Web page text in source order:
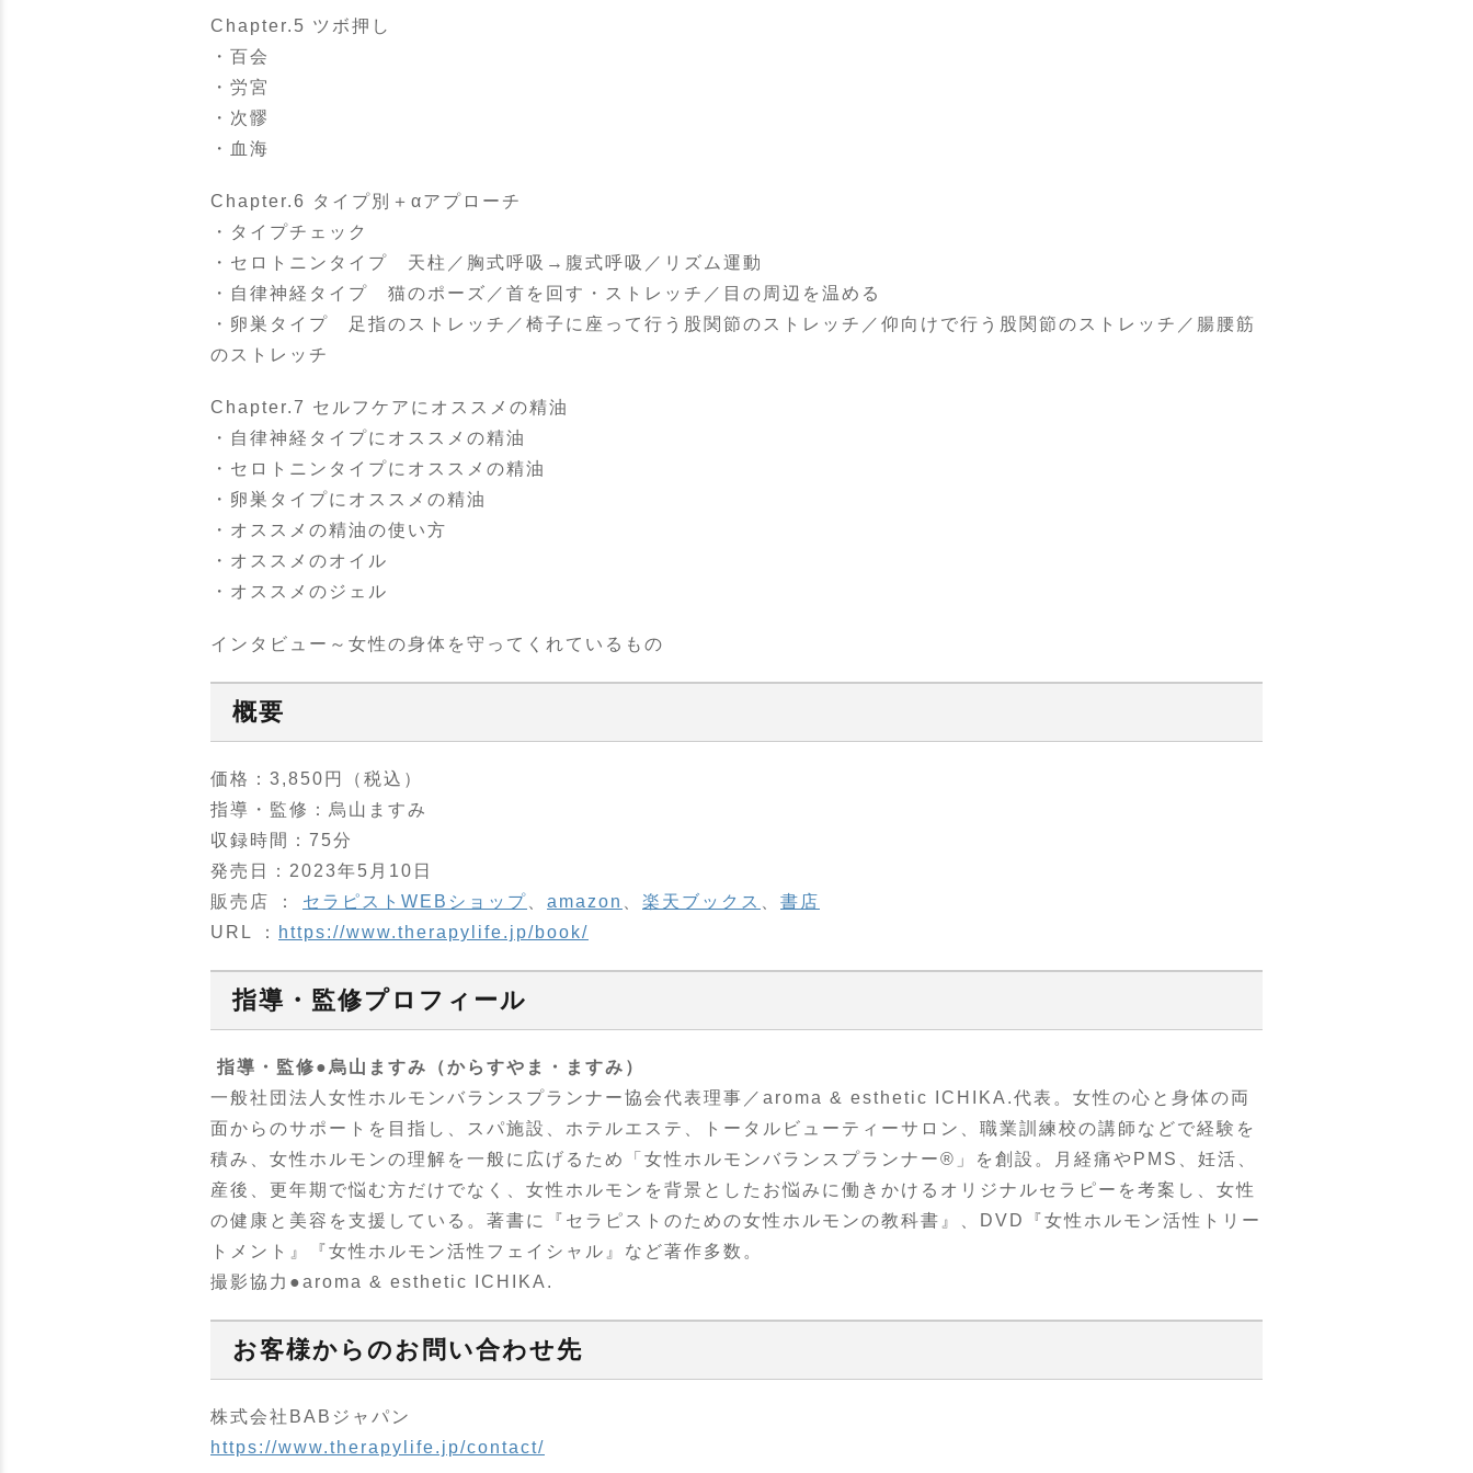
Chapter.5 ツボ押し
・百会
・労宮
・次髎
・血海
Chapter.6 タイプ別＋αアプローチ
・タイプチェック
・セロトニンタイプ 天柱／胸式呼吸→腹式呼吸／リズム運動
・自律神経タイプ 猫のポーズ／首を回す・ストレッチ／目の周辺を温める
・卵巣タイプ 足指のストレッチ／椅子に座って行う股関節のストレッチ／仰向けで行う股関節のストレッチ／腸腰筋
のストレッチ
Chapter.7 セルフケアにオススメの精油
・自律神経タイプにオススメの精油
・セロトニンタイプにオススメの精油
・卵巣タイプにオススメの精油
・オススメの精油の使い方
・オススメのオイル
・オススメのジェル
インタビュー～女性の身体を守ってくれているもの
概要
価格：3,850円（税込）
指導・監修：烏山ますみ
収録時間：75分
発売日：2023年5月10日
販売店 ： セラピストWEBショップ amazon 楽天ブックス
書店
URL ：
https://www.therapylife.jp/book/
指導・監修プロフィール
指導・監修●烏山ますみ（からすやま・ますみ）
一般社団法人女性ホルモンバランスプランナー協会代表理事／aroma & esthetic ICHIKA.代表。女性の心と身体の両
面からのサポートを目指し、スパ施設、ホテルエステ、トータルビューティーサロン、職業訓練校の講師などで経験を
積み、女性ホルモンの理解を一般に広げるため「女性ホルモンバランスプランナー®︎」を創設。月経痛やPMS、妊活、
産後、更年期で悩む方だけでなく、女性ホルモンを背景としたお悩みに働きかけるオリジナルセラピーを考案し、女性
の健康と美容を支援している。著書に『セラピストのための女性ホルモンの教科書』、DVD『女性ホルモン活性トリー
トメント』『女性ホルモン活性フェイシャル』など著作多数。
撮影協力●aroma & esthetic ICHIKA.
お客様からのお問い合わせ先
株式会社BABジャパン
https://www.therapylife.jp/contact/